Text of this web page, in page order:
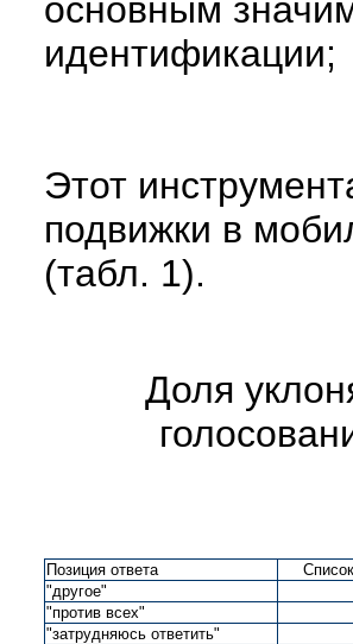
основным
идентификации;
Этот
подвижки в
(табл. 1).
Доля
Позиция ответа
"другое"
"против всех"
"затрудняюсь ответить"